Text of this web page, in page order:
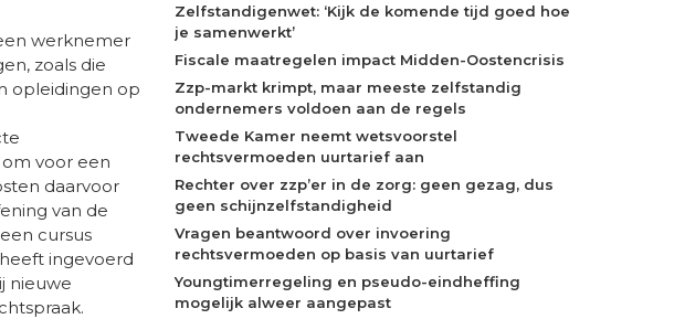
werknemer
zoals die
opleidingen op
voor een
daarvoor
van de
cursus
ingevoerd
nieuwe
Zelfstandigenwet: ‘Kijk de komende tijd goed hoe
je samenwerkt’
Fiscale maatregelen impact Midden-Oostencrisis
Zzp-markt krimpt, maar meeste zelfstandig
ondernemers voldoen aan de regels
Tweede Kamer neemt wetsvoorstel
rechtsvermoeden uurtarief aan
Rechter over zzp’er in de zorg: geen gezag, dus
geen schijnzelfstandigheid
Vragen beantwoord over invoering
rechtsvermoeden op basis van uurtarief
Youngtimerregeling en pseudo-eindheffing
mogelijk alweer aangepast